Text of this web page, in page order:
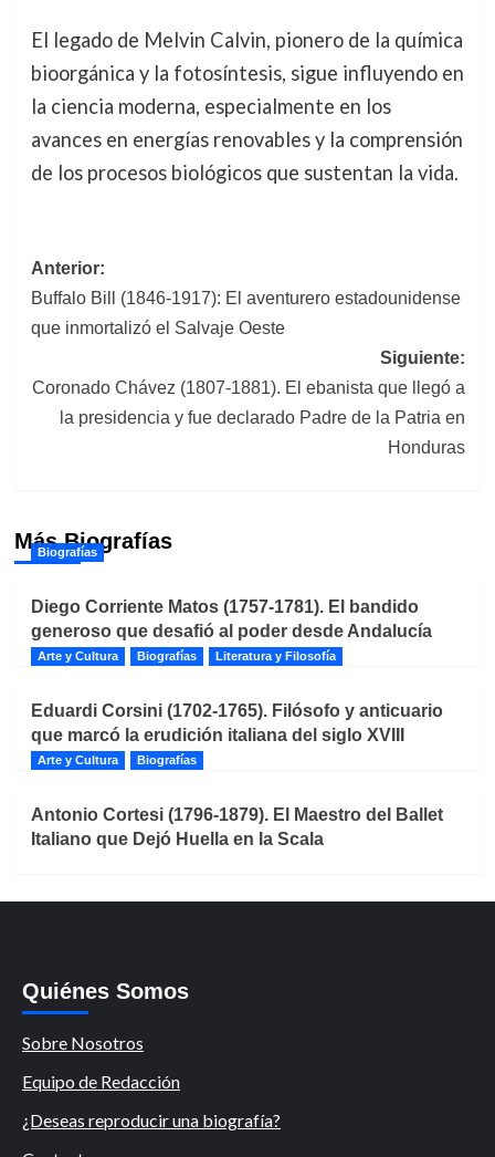
El legado de Melvin Calvin, pionero de la química
bioorgánica y la fotosíntesis, sigue influyendo en
la ciencia moderna, especialmente en los
avances en energías renovables y la comprensión
de los procesos biológicos que sustentan la vida.
Navegación
de
entradas
Anterior:
Buffalo Bill (1846-1917): El aventurero estadounidense
que inmortalizó el Salvaje Oeste
Siguiente:
Coronado Chávez (1807-1881). El ebanista que llegó a
la presidencia y fue declarado Padre de la Patria en
Honduras
Más Biografías
Biografías
Diego Corriente Matos (1757-1781). El bandido
generoso que desafió al poder desde Andalucía
Arte y Cultura Biografías Literatura y Filosofía
Eduardi Corsini (1702-1765). Filósofo y anticuario
que marcó la erudición italiana del siglo XVIII
Arte y Cultura Biografías
Antonio Cortesi (1796-1879). El Maestro del Ballet
Italiano que Dejó Huella en la Scala
Quiénes Somos
Sobre Nosotros
Equipo de Redacción
¿Deseas reproducir una biografía?